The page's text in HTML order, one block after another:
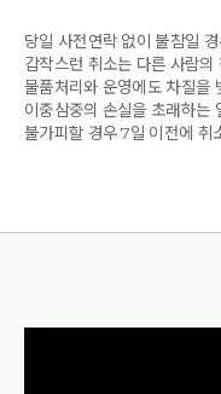
이후 최성완 두란노아버
아이들은 무언가를 하러
교육시간이었다. 아빠가
아빠로서 내가 부족한 것
잘 되었으면 하는 바람으
내가 부족했어서 아이를
별반 다를게 없어 보였다
(이사장님이 말씀하신 선
당일 사전연락 없이 불참일
갑작스런 취소는 다른 사람
물품처리와 운영에도 차질을
이중삼중의 손실을 초래하는
불가피할 경우 7일 이전에 취